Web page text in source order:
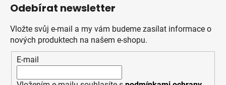
Odebírat newsletter
Vložte svůj e-mail a my vám budeme zasílat informace o
nových produktech na našem e-shopu.
E-mail